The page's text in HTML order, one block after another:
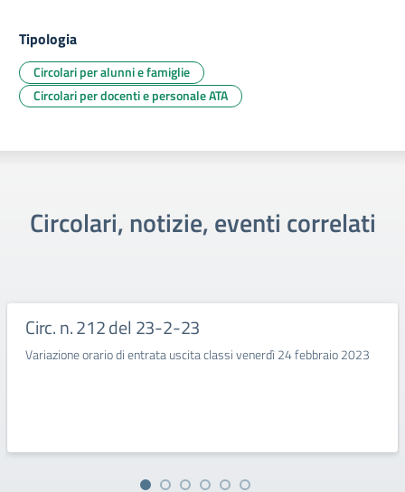
Tipologia
Circolari per alunni e famiglie
Circolari per docenti e personale ATA
Circolari, notizie, eventi correlati
Circ. n. 212 del 23-2-23
Variazione orario di entrata uscita classi venerdì 24 febbraio 2023